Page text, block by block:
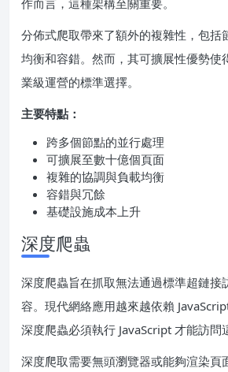
作而言，這種架構至關重要。
分佈式爬取帶來了額外的複雜性，包括
均衡和容錯。然而，其可擴展性優勢使
業級運營的標準選擇。
主要特點：
跨多個節點的並行處理
可擴展至數十億個頁面
複雜的協調與負載均衡
容錯與冗餘
基礎設施成本上升
深度爬蟲
深度爬蟲旨在抓取無法通過標準超鏈接
容。現代網絡應用越來越依賴
深度爬蟲必須執行 JavaScript 才能訪問
深度爬取需要無頭瀏覽器或能夠渲染頁